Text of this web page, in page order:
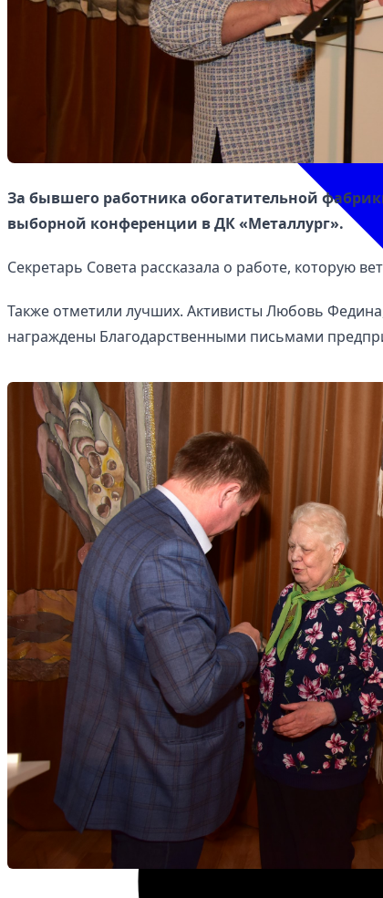
Избранное
За бывшего работника обогатительной
выборной конференции в ДК «Металлург».
Секретарь Совета рассказала о работе, которую
Также отметили лучших. Активисты Любовь
награждены Благодарственными письмами